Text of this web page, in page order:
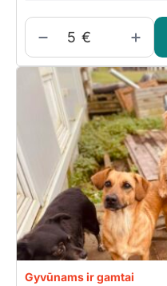
€
Gyvūnams ir gamtai